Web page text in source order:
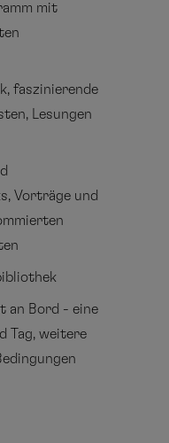
mit
faszinierende
Lesungen
Vorträge und
an Bord - eine
Tag, weitere